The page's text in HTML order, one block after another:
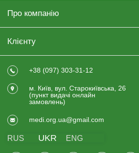
Про компанію
Клієнту
+38 (097) 303-31-12
м. Київ, вул. Старокиївська, 26
(пункт видачi онлайн
замовлень)
medi.org.ua@gmail.com
RUS UKR ENG